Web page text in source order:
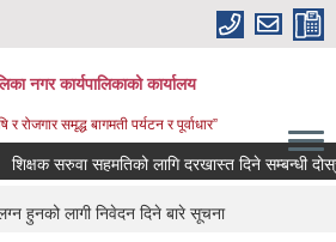
नगर कार्यपालिकाको कार्यालय
र रोजगार समृद्ध बागमती पर्यटन र पूर्वाधार”
शिक्षक सरुवा सहमतिको लागि दरखास्त दिने सम्बन्धी
हुनको लागी निवेदन दिने बारे सूचना